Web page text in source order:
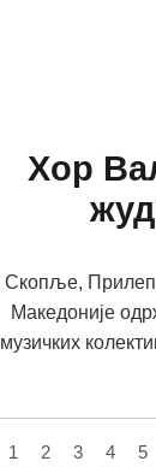
Хор
Скопље,
Македоније
музичких
1 2 3 4 5